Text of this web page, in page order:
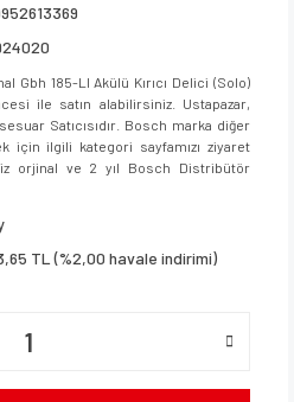
Gbh 185-LI Akülü Kırıcı Delici (Solo)
ile satın alabilirsiniz. Ustapazar,
Satıcısıdır. Bosch marka diğer
için ilgili kategori sayfamızı ziyaret
orjinal ve 2 yıl Bosch Distribütör
TL (%2,00 havale indirimi)